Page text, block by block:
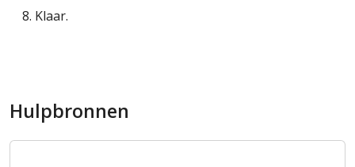
Klaar.
Hulpbronnen